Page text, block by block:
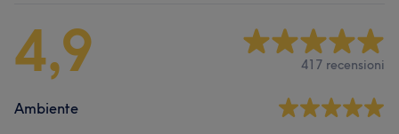
4,9 417 recensioni
Ambiente